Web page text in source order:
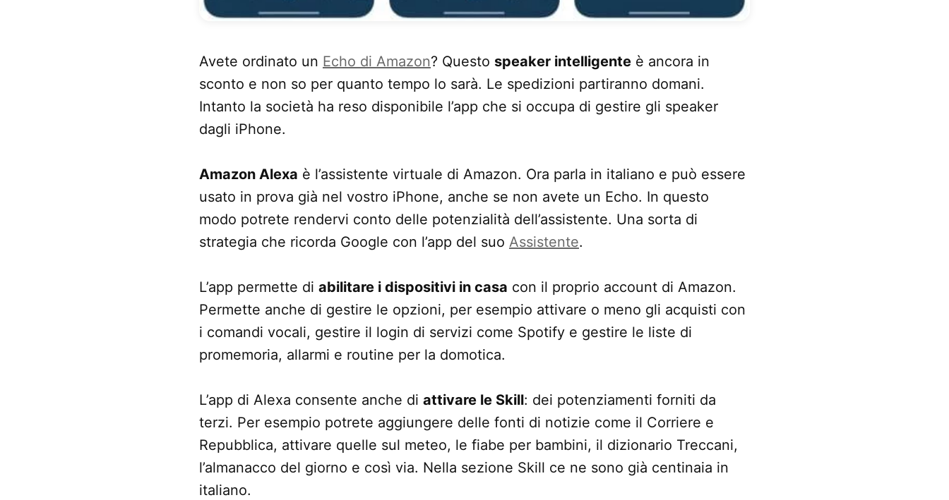
Avete ordinato un Echo di Amazon? Questo speaker intelligente è ancora in
sconto e non so per quanto tempo lo sarà. Le spedizioni partiranno domani.
Intanto la società ha reso disponibile l’app che si occupa di gestire gli speaker
dagli iPhone.
Amazon Alexa è l’assistente virtuale di Amazon. Ora parla in italiano e può essere
usato in prova già nel vostro iPhone, anche se non avete un Echo. In questo
modo potrete rendervi conto delle potenzialità dell’assistente. Una sorta di
strategia che ricorda Google con l’app del suo Assistente.
L’app permette di abilitare i dispositivi in casa con il proprio account di Amazon.
Permette anche di gestire le opzioni, per esempio attivare o meno gli acquisti con
i comandi vocali, gestire il login di servizi come Spotify e gestire le liste di
promemoria, allarmi e routine per la domotica.
L’app di Alexa consente anche di attivare le Skill: dei potenziamenti forniti da
terzi. Per esempio potrete aggiungere delle fonti di notizie come il Corriere e
Repubblica, attivare quelle sul meteo, le fiabe per bambini, il dizionario Treccani,
l’almanacco del giorno e così via. Nella sezione Skill ce ne sono già centinaia in
italiano.